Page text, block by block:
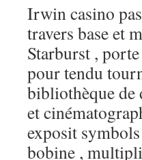
Irwin casino
travers base et
Starburst ,
pour tendu
bibliothèque de
et
exposit
bobine ,